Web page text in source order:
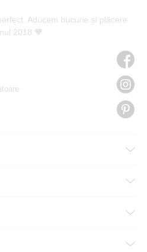
Aducem bucurie și plăcere
2018 🧡